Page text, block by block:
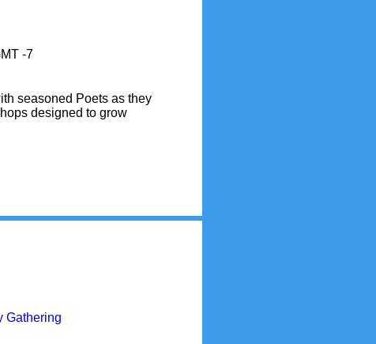
-7
seasoned Poets as they
designed to grow
Gathering